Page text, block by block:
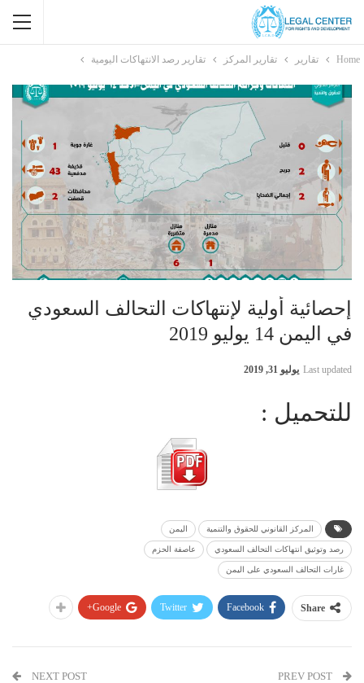
Home تقارير تقارير المركز تقارير رصد الانتهاكات اليومية
إحصائية أولية لإنتهاكات التحالف السعودي
في اليمن 14 يوليو 2019
Last updated يوليو 31, 2019
للتحميل :
المركز القانوني للحقوق والتنمية اليمن
رصد وتوثيق انتهاكات التحالف السعودي عاصفة الحزم
غارات التحالف السعودي على اليمن
Share
Facebook
Twitter
Google+
NEXT POST